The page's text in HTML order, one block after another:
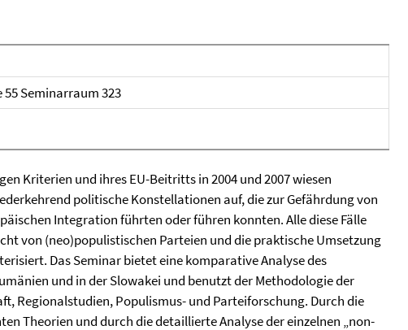
Seminarraum 323
Kriterien und ihres EU-Beitritts in 2004 und 2007 wiesen
politische Konstellationen auf, die zur Gefährdung von
Integration führten oder führen konnten. Alle diese Fälle
von (neo)populistischen Parteien und die praktische Umsetzung
Das Seminar bietet eine komparative Analyse des
und in der Slowakei und benutzt der Methodologie der
Regionalstudien, Populismus- und Parteiforschung. Durch die
Theorien und durch die detaillierte Analyse der einzelnen „non-